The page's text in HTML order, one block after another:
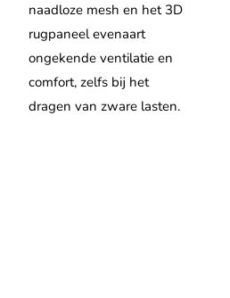
naadloze mesh en het 3D
rugpaneel evenaart
ongekende ventilatie en
comfort, zelfs bij het
dragen van zware lasten.